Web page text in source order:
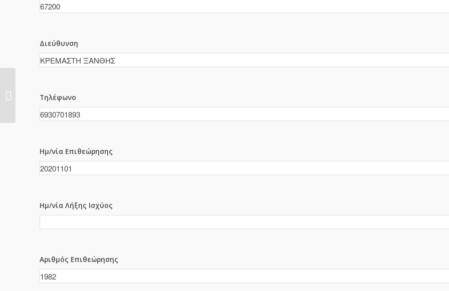
Διεύθυνση
Τηλέφωνο
Ημ/νία Επιθεώρησης
Ημ/νία Λήξης Ισχύος
Αριθμός Επιθεώρησης